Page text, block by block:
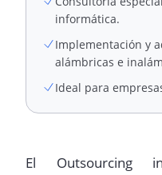
informática.
Implementación y
alámbricas e
Ideal para
El Outsourcing